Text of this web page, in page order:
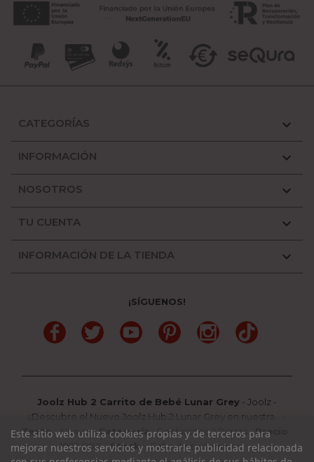
CATEGORÍAS 
INFORMACIÓN 
NOSOTROS 
TU CUENTA 
INFORMACIÓN DE LA TIENDA 
¡SÍGUENOS!
FacebookTwitter YouTube PinterestInstagramTikTok
Joolz Hub 2 Carrito de Bebé Lunar Grey - Joolz -
¡¡Descubre el Nuevo Joolz Hub 2 Lunar Grey en nuestra...
Texto:Nuevo-Categoría:Cochecitos 2 Piezas -Precio
1099.00 € -Stock: Falta de existencias
Este sitio web utiliza cookies propias y de terceros para
mejorar nuestros servicios y mostrarle publicidad relacionada